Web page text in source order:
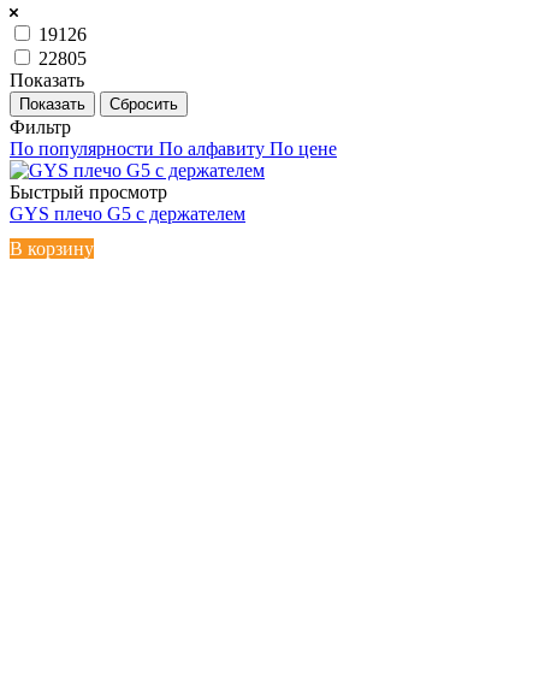
19126
22805
Показать
Сбросить
Фильтр
По популярности По алфавиту По цене
Быстрый просмотр
GYS плечо G5 с держателем
В корзину